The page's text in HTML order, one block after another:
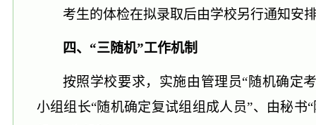
考生的体检在拟录取后由学校另行通知安
四、 “三随机”工作机制
按照学校要求，实施由管理员“随机确定
小组组长“随机确定复试组组成人员”、由秘书